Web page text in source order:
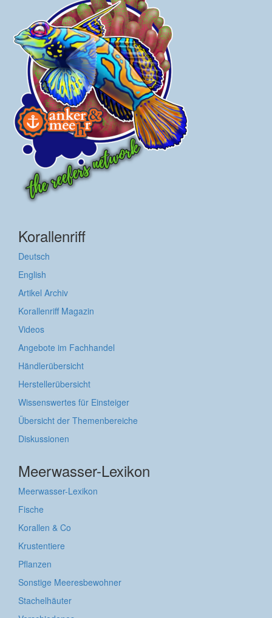
Korallenriff
Deutsch
English
Artikel Archiv
Korallenriff Magazin
Videos
Angebote im Fachhandel
Händlerübersicht
Herstellerübersicht
Wissenswertes für Einsteiger
Übersicht der Themenbereiche
Diskussionen
Meerwasser-Lexikon
Meerwasser-Lexikon
Fische
Korallen & Co
Krustentiere
Pflanzen
Sonstige Meeresbewohner
Stachelhäuter